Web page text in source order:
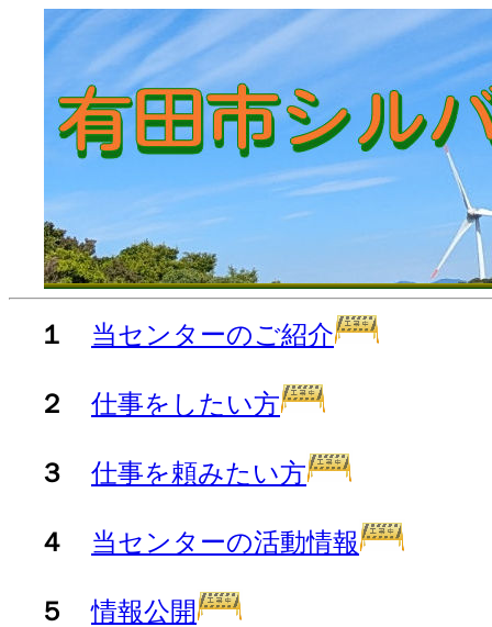
１ 当センターのご紹介
２ 仕事をしたい方
３ 仕事を頼みたい方
４ 当センターの活動情報
５ 情報公開